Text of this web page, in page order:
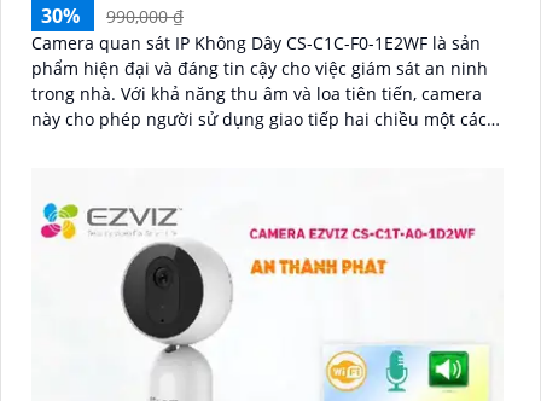
30%
990,000 ₫
Camera quan sát IP Không Dây CS-C1C-F0-1E2WF là sản
phẩm hiện đại và đáng tin cậy cho việc giám sát an ninh
trong nhà. Với khả năng thu âm và loa tiên tiến, camera
này cho phép người sử dụng giao tiếp hai chiều một cách